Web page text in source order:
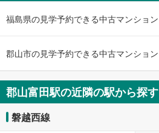
け
・
件
を
マ
イ
福島県の見学予約できる中古マンション
郡山市の見学予約できる中古マンション
郡山富田駅の近隣の駅から探す
磐越西線